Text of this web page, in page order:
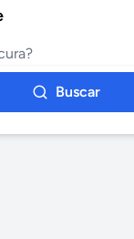
Buscar